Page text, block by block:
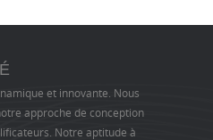
et innovante. Nous
approche de conception
Notre aptitude à